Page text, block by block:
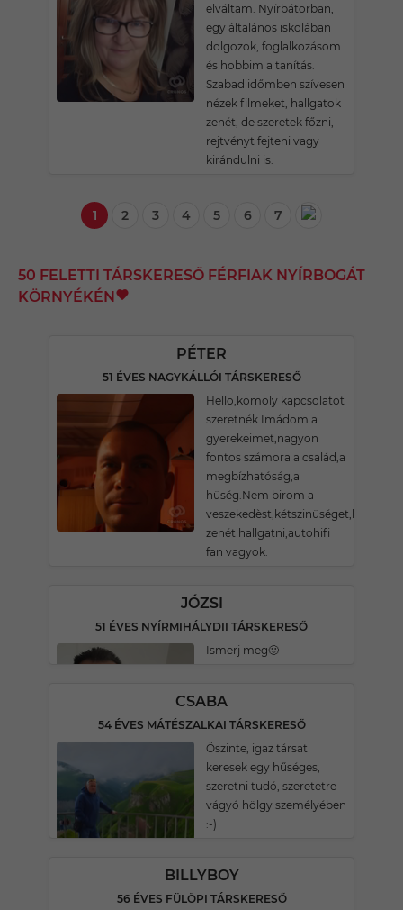
elváltam. Nyírbátorban,
egy általános iskolában
dolgozok, foglalkozásom
és hobbim a tanítás.
Szabad időmben szívesen
nézek filmeket, hallgatok
zenét, de szeretek főzni,
rejtvényt fejteni vagy
kirándulni is.
1 2 3 4 5 6 7
50 FELETTI TÁRSKERESŐ FÉRFIAK NYÍRBOGÁT
KÖRNYÉKÉN
PÉTER
51 ÉVES NAGYKÁLLÓI TÁRSKERESŐ
Hello,komoly kapcsolatot
szeretnék.Imádom a
gyerekeimet,nagyon
fontos számora a család,a
megbízhatóság,a
hüség.Nem birom a
zenét hallgatni,autohifi
fan vagyok.
JÓZSI
51 ÉVES NYÍRMIHÁLYDII TÁRSKERESŐ
Ismerj meg🙂
CSABA
54 ÉVES MÁTÉSZALKAI TÁRSKERESŐ
Őszinte, igaz társat
keresek egy hűséges,
szeretni tudó, szeretetre
vágyó hölgy személyében
:-)
BILLYBOY
56 ÉVES FÜLÖPI TÁRSKERESŐ